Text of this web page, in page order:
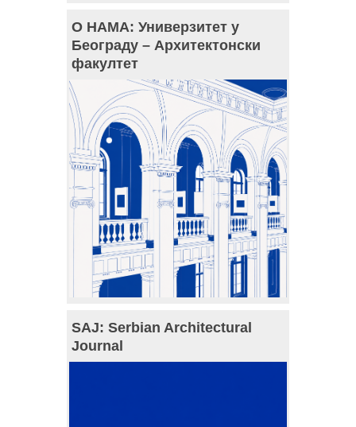
О НАМА: Универзитет у
Београду – Архитектонски
факултет
SAJ: Serbian Architectural
Journal